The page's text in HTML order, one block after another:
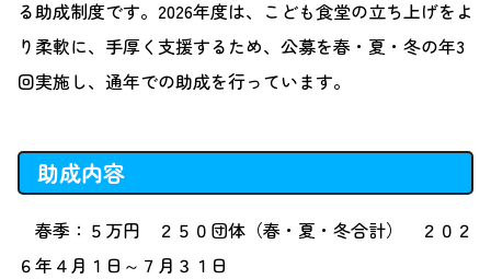
る助成制度です。2026年度は、こども食堂の立ち上げをよ
り柔軟に、手厚く支援するため、公募を春・夏・冬の年3
回実施し、通年での助成を行っています。
助成内容
春季：５万円 ２５０団体（春・夏・冬合計） ２０２
６年４月１日～７月３１日